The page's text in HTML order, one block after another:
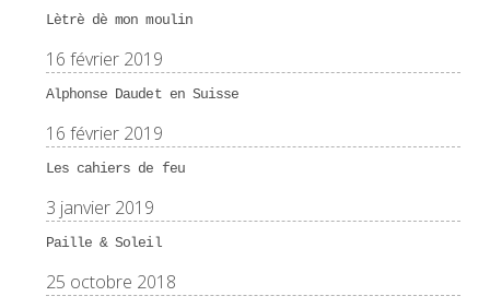
Lètrè dè mon moulin
16 février 2019
Alphonse Daudet en Suisse
16 février 2019
Les cahiers de feu
3 janvier 2019
Paille & Soleil
25 octobre 2018